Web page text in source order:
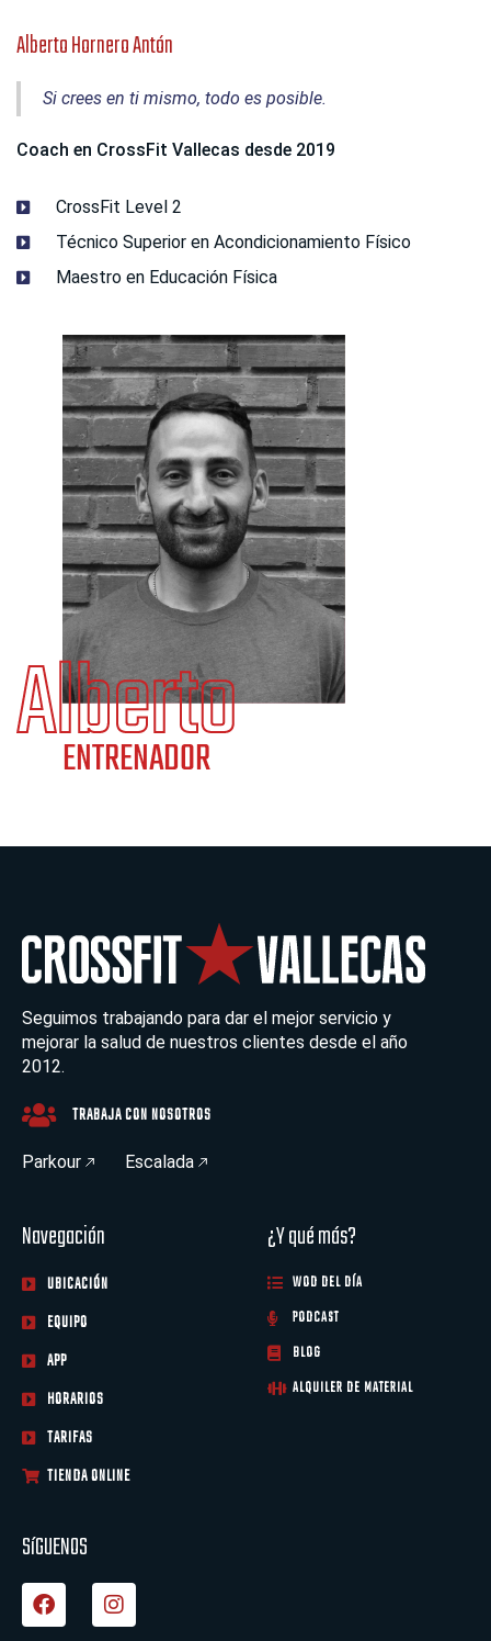
Alberto Hornero Antón
Si crees en ti mismo, todo es posible.
Coach en CrossFit Vallecas desde 2019
CrossFit Level 2
Técnico Superior en Acondicionamiento Físico
Maestro en Educación Física
Seguimos trabajando para dar el mejor servicio y
mejorar la salud de nuestros clientes desde el año
2012.
TRABAJA CON NOSOTROS
Parkour Escalada
Navegación
UBICACIÓN
EQUIPO
APP
HORARIOS
TARIFAS
TIENDA ONLINE
¿Y qué más?
WOD DEL DÍA
PODCAST
BLOG
ALQUILER DE MATERIAL
SíGUENOS
F
a
I
n